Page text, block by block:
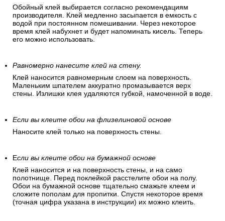
Обойный клей выбирается согласно рекомендациям
производителя. Клей медленно засыпается в емкость с
водой при постоянном помешивании. Через некоторое
время клей набухнет и будет напоминать кисель. Теперь
его можно использовать.
Равномерно нанесите клей на стену.
Клей наносится равномерным слоем на поверхность.
Маленьким шпателем аккуратно промазывается верх
стены. Излишки клея удаляются губкой, намоченной в воде.
Если вы клеите обои на флизелиновой основе
Наносите клей только на поверхность стены.
Если вы клеите обои на бумажной основе
Клей наносится и на поверхность стены, и на само
полотнище. Перед поклейкой расстелите обои на полу.
Обои на бумажной основе тщательно смажьте клеем и
сложите пополам для пропитки. Спустя некоторое время
(точная цифра указана в инструкции) их можно клеить.